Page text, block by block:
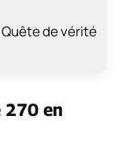
Quête de vérité
270 en